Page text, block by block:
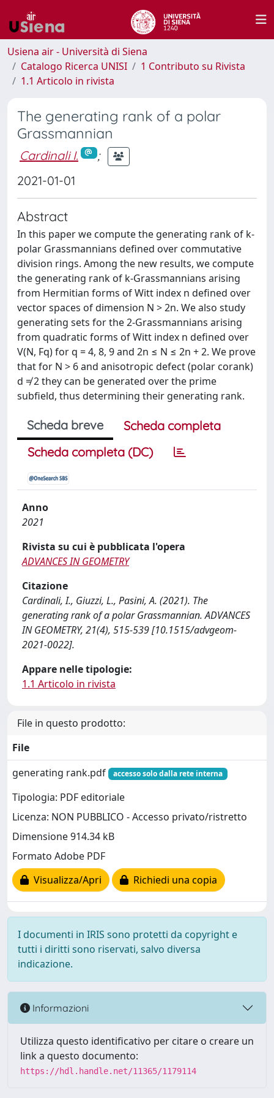
Usiena air - Università di Siena
Catalogo Ricerca UNISI
1 Contributo su Rivista
1.1 Articolo in rivista
The generating rank of a polar
Grassmannian
Cardinali I.
;
2021-01-01
Abstract
In this paper we compute the generating rank of k-
polar Grassmannians defined over commutative
division rings. Among the new results, we compute
the generating rank of k-Grassmannians arising
from Hermitian forms of Witt index n defined over
vector spaces of dimension N > 2n. We also study
generating sets for the 2-Grassmannians arising
from quadratic forms of Witt index n defined over
V(N, Fq) for q = 4, 8, 9 and 2n ≤ N ≤ 2n + 2. We prove
that for N > 6 and anisotropic defect (polar corank)
d ≠ 2 they can be generated over the prime
subfield, thus determining their generating rank.
Scheda breve
Scheda completa
Scheda completa (DC)
Anno
2021
Rivista su cui è pubblicata l'opera
ADVANCES IN GEOMETRY
Citazione
Cardinali, I., Giuzzi, L., Pasini, A. (2021). The
generating rank of a polar Grassmannian. ADVANCES
IN GEOMETRY, 21(4), 515-539 [10.1515/advgeom-
2021-0022].
Appare nelle tipologie:
1.1 Articolo in rivista
File in questo prodotto:
File
generating rank.pdf
accesso solo dalla rete interna
Tipologia: PDF editoriale
Licenza: NON PUBBLICO - Accesso privato/ristretto
Dimensione 914.34 kB
Formato Adobe PDF
Visualizza/Apri
Richiedi una copia
I documenti in IRIS sono protetti da copyright e
tutti i diritti sono riservati, salvo diversa
indicazione.
Informazioni
Utilizza questo identificativo per citare o creare un
link a questo documento:
https://hdl.handle.net/11365/1179114